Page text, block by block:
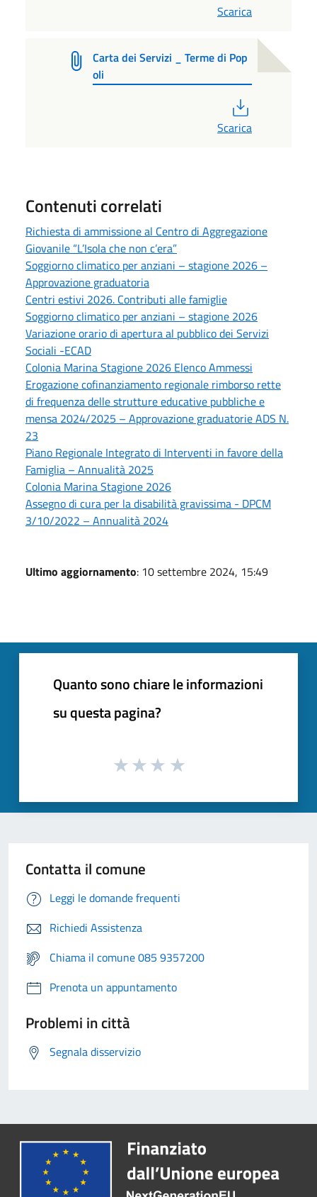
Scarica
Carta dei Servizi _ Terme di Pop
oli
Scarica
Contenuti correlati
Richiesta di ammissione al Centro di Aggregazione
Giovanile “L’Isola che non c’era”
Soggiorno climatico per anziani – stagione 2026 –
Approvazione graduatoria
Centri estivi 2026. Contributi alle famiglie
Soggiorno climatico per anziani – stagione 2026
Variazione orario di apertura al pubblico dei Servizi
Sociali -ECAD
Colonia Marina Stagione 2026 Elenco Ammessi
Erogazione cofinanziamento regionale rimborso rette
di frequenza delle strutture educative pubbliche e
mensa 2024/2025 – Approvazione graduatorie ADS N.
23
Piano Regionale Integrato di Interventi in favore della
Famiglia – Annualità 2025
Colonia Marina Stagione 2026
Assegno di cura per la disabilità gravissima - DPCM
3/10/2022 – Annualità 2024
Ultimo aggiornamento: 10 settembre 2024, 15:49
Quanto sono chiare le informazioni
su questa pagina?
Contatta il comune
Leggi le domande frequenti
Richiedi Assistenza
Chiama il comune 085 9357200
Prenota un appuntamento
Problemi in città
Segnala disservizio